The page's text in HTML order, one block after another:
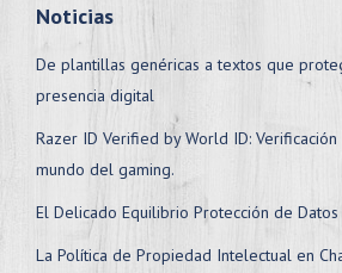
Noticias
De plantillas genéricas a textos que
presencia digital
Razer ID Verified by World ID:
mundo del gaming.
El Delicado Equilibrio Protección de Datos
La Política de Propiedad Intelectual en